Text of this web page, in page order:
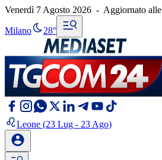
Venerdì 7 Agosto 2026 - Aggiornato alle
Milano 28°
Leone (23 Lug - 23 Ago)